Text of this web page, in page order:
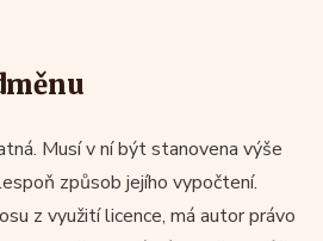
Musí v ní být stanovena výše
způsob jejího vypočtení.
z využití licence, má autor právo